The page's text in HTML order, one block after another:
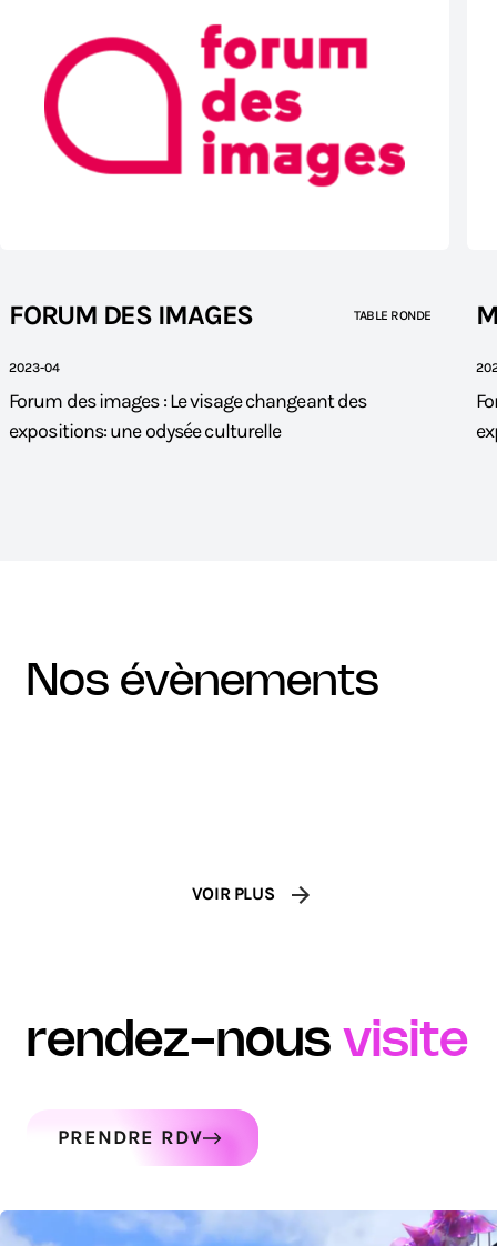
FORUM DES IMAGES TABLE RONDE
2023-04
Forum des images : Le visage changeant des
expositions: une odysée culturelle
nos évènements
100 FEMMES DE CULTURE
VOIR PLUS
rendez-nous visite
PRENDRE RDV